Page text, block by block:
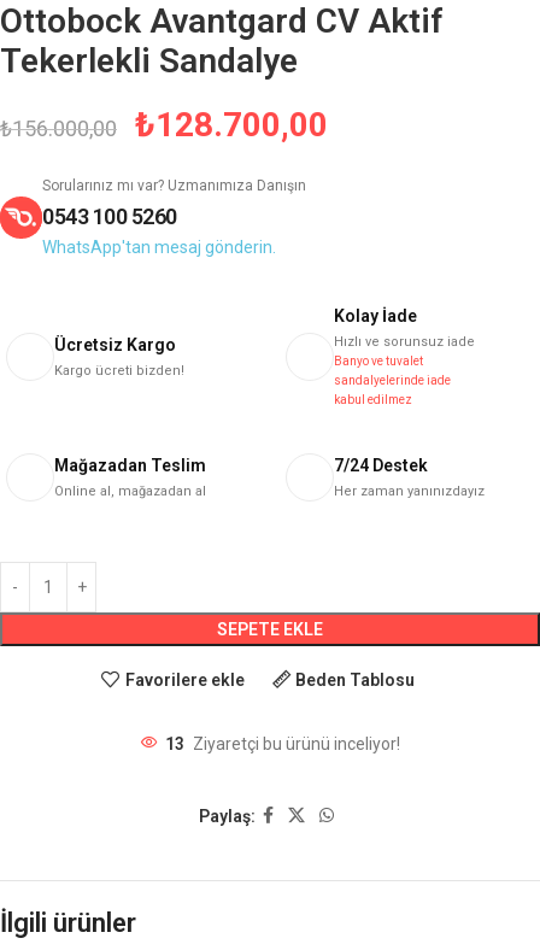
Ottobock Avantgard CV Aktif
Tekerlekli Sandalye
₺156.000,00 ₺128.700,00
Sorularınız mı var? Uzmanımıza Danışın
0543 100 5260
WhatsApp'tan mesaj gönderin.
Ücretsiz Kargo
Kargo ücreti bizden!
Kolay İade
Hızlı ve sorunsuz iade
Banyo ve tuvalet
sandalyelerinde iade
kabul edilmez
Mağazadan Teslim
Online al, mağazadan al
7/24 Destek
Her zaman yanınızdayız
SEPETE EKLE
Favorilere ekle Beden Tablosu
13 Ziyaretçi bu ürünü inceliyor!
Paylaş:
İlgili ürünler